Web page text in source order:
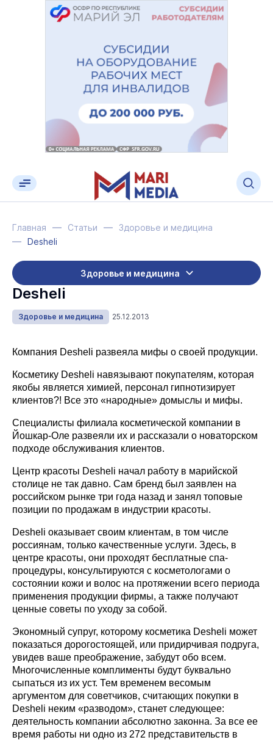
Главная Статьи
Здоровье и медицина
Desheli
Здоровье и медицина
Desheli
Здоровье и медицина 25.12.2013
Компания Desheli развеяла мифы о своей продукции.
Косметику Desheli навязывают покупателям, которая
якобы является химией, персонал гипнотизирует
клиентов?! Все это «народные» домыслы и мифы.
Специалисты филиала косметической компании в
Йошкар-Оле развеяли их и рассказали о новаторском
подходе обслуживания клиентов.
Центр красоты Desheli начал работу в марийской
столице не так давно. Сам бренд был заявлен на
российском рынке три года назад и занял топовые
позиции по продажам в индустрии красоты.
Desheli оказывает своим клиентам, в том числе
россиянам, только качественные услуги. Здесь, в
центре красоты, они проходят бесплатные спа-
процедуры, консультируются с косметологами о
состоянии кожи и волос на протяжении всего периода
применения продукции фирмы, а также получают
ценные советы по уходу за собой.
Экономный супруг, которому косметика Desheli может
показаться дорогостоящей, или придирчивая подруга,
увидев ваше преображение, забудут обо всем.
Многочисленные комплименты будут буквально
сыпаться из их уст. Тем временем весомым
аргументом для советчиков, считающих покупки в
Desheli неким «разводом», станет следующее:
деятельность компании абсолютно законна. За все ее
время работы ни одно из 272 представительств в